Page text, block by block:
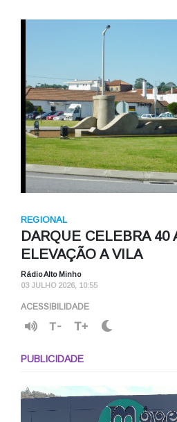
REGIONAL
DARQUE CELEBRA 40
ELEVAÇÃO A VILA
Rádio Alto Minho
03 JULHO 2026, 10:55
ACESSIBILIDADE
T- T+
PUBLICIDADE